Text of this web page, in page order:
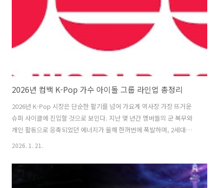
에서는 2026년에 개최 예정인 뮤직 페스티벌의 일정과 라인업을 정리해
2026년 컴백 K-Pop 가수 아이돌 그룹 라인업 총정리
2026년 K-Pop 시장은 단순한 활기를 넘어 가요계 역사장 가장 뜨거운
슈퍼 사이클에 진입할 것으로 보인다. 지난 몇 년간 멤버들의 군 복무와
개인 활동으로 응축되었던 에너지가 올해 한꺼번에 폭발하며, 2세대부터
4세대를 아우르는 별들이 동시에 무대에 오르기 때문이다. 특히 글로벌
년 프로젝트는 전 세계 팬덤의 시선을 다시 한국으로 집결시키고 있다.
멈춰있던 레전들의 시간이 다시 흐르기 시작한 지금, 이번 글에서는
2026. 1. 21.